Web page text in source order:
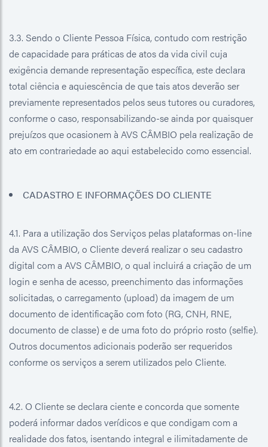
3.3. Sendo o Cliente Pessoa Física, contudo com restrição
de capacidade para práticas de atos da vida civil cuja
exigência demande representação específica, este declara
total ciência e aquiescência de que tais atos deverão ser
previamente representados pelos seus tutores ou curadores,
conforme o caso, responsabilizando-se ainda por quaisquer
prejuízos que ocasionem à AVS CÂMBIO pela realização de
ato em contrariedade ao aqui estabelecido como essencial.
CADASTRO E INFORMAÇÕES DO CLIENTE
4.1. Para a utilização dos Serviços pelas plataformas on-line
da AVS CÂMBIO, o Cliente deverá realizar o seu cadastro
digital com a AVS CÂMBIO, o qual incluirá a criação de um
login e senha de acesso, preenchimento das informações
solicitadas, o carregamento (upload) da imagem de um
documento de identificação com foto (RG, CNH, RNE,
documento de classe) e de uma foto do próprio rosto (selfie).
Outros documentos adicionais poderão ser requeridos
conforme os serviços a serem utilizados pelo Cliente.
4.2. O Cliente se declara ciente e concorda que somente
poderá informar dados verídicos e que condigam com a
realidade dos fatos, isentando integral e ilimitadamente de